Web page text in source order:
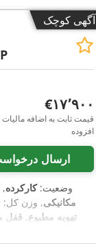
آگهی کوچک
‎€۱۷٬۹۰۰
قیمت ثابت به اضافه
افزوده
ارسال
وضعیت:کارکرده,
مکانیکی, وزن کل: